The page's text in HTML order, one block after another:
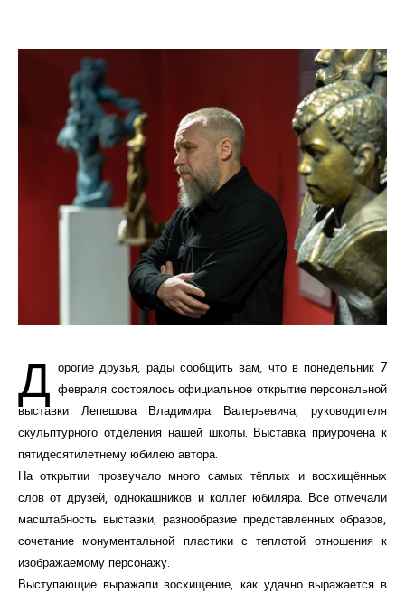
Образование
Доп. образование
Курсы повышения квалификации
Центр непрерывного образования
Конкурсы
Творческий инкубатор
Д орогие друзья, рады сообщить вам, что в понедельник 7
февраля состоялось официальное открытие персональной
выставки Лепешова Владимира Валерьевича, руководителя
скульптурного отделения нашей школы. Выставка приурочена к
пятидесятилетнему юбилею автора.
На открытии прозвучало много самых тёплых и восхищённых
слов от друзей, однокашников и коллег юбиляра. Все отмечали
масштабность выставки, разнообразие представленных образов,
сочетание монументальной пластики с теплотой отношения к
изображаемому персонажу.
Выступающие выражали восхищение, как удачно выражается в